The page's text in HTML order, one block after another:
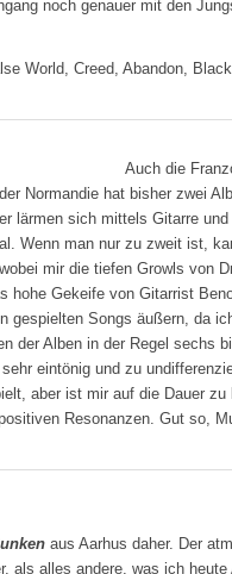
noch genauer mit den
World, Creed, Abandon,
Auch die
Normandie hat bisher zwei
lärmen sich mittels Gitarre
Wenn man nur zu zweit ist,
mir die tiefen Growls von
hohe Gekeife von Gitarrist
gespielten Songs äußern, da
der Alben in der Regel sechs
eintönig und zu
aber ist mir auf die Dauer zu
Resonanzen. Gut so,
aus Aarhus daher. Der
alles andere, was ich heute